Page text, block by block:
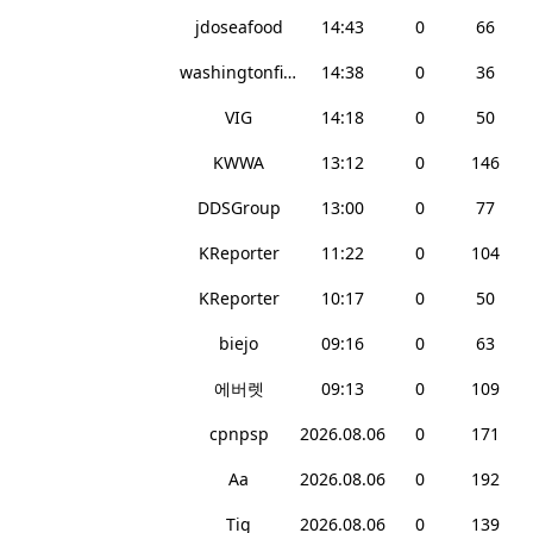
jdoseafood 14:43 0
66
washingtonfish 14:38 0
36
VIG 14:18 0
50
KWWA 13:12 0
146
DDSGroup 13:00 0
77
KReporter 11:22 0
104
KReporter 10:17 0
50
biejo 09:16 0
63
에버렛 09:13 0
109
cpnpsp 2026.08.06 0
171
Aa 2026.08.06 0
192
Tig 2026.08.06 0 139